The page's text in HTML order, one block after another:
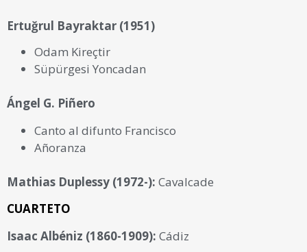
Ertuğrul Bayraktar (1951)
Odam Kireçtir
Süpürgesi Yoncadan
Ángel G. Piñero
Canto al difunto Francisco
Añoranza
Mathias Duplessy (1972-): Cavalcade
CUARTETO
Isaac Albéniz (1860-1909): Cádiz